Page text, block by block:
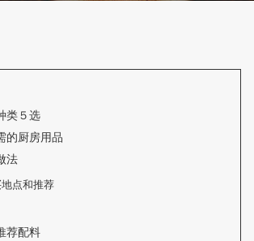
类５选
的厨房用品
法
点和推荐
荐配料